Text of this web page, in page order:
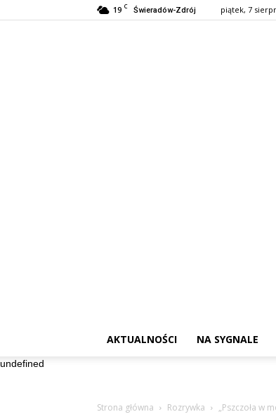
19 C Świeradów-Zdrój piątek, 7
AKTUALNOŚCI NA SYGNALE
undefined
Strona główna Rozrywka „Pszczoła w